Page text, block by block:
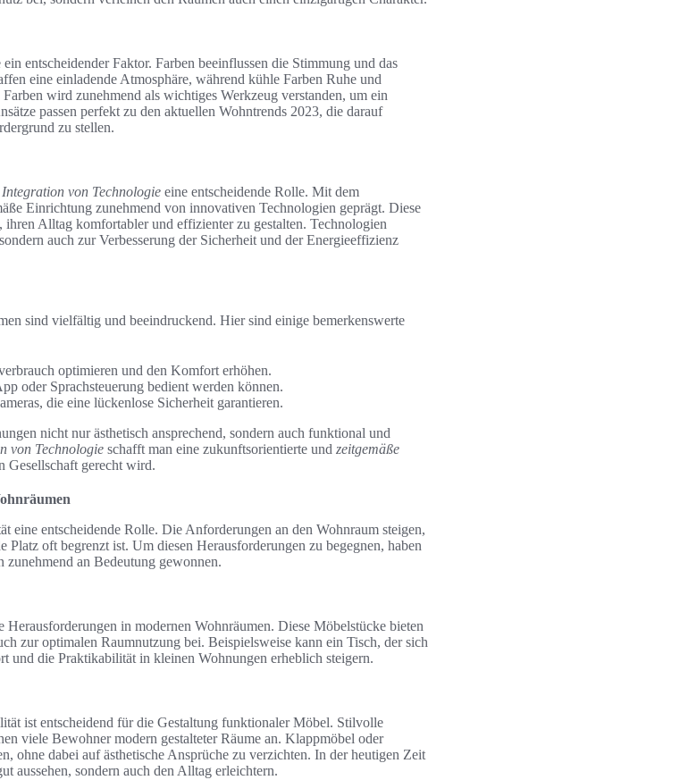
entscheidender Faktor. Farben beeinflussen die Stimmung und das
eine einladende Atmosphäre, während kühle Farben Ruhe und
wird zunehmend als wichtiges Werkzeug verstanden, um ein
passen perfekt zu den aktuellen Wohntrends 2023, die darauf
zu stellen.
Integration von Technologie eine entscheidende Rolle. Mit dem
Einrichtung zunehmend von innovativen Technologien geprägt. Diese
Alltag komfortabler und effizienter zu gestalten. Technologien
auch zur Verbesserung der Sicherheit und der Energieeffizienz
sind vielfältig und beeindruckend. Hier sind einige bemerkenswerte
optimieren und den Komfort erhöhen.
oder Sprachsteuerung bedient werden können.
die eine lückenlose Sicherheit garantieren.
nicht nur ästhetisch ansprechend, sondern auch funktional und
von Technologie schafft man eine zukunftsorientierte und zeitgemäße
Gesellschaft gerecht wird.
eine entscheidende Rolle. Die Anforderungen an den Wohnraum steigen,
oft begrenzt ist. Um diesen Herausforderungen zu begegnen, haben
an Bedeutung gewonnen.
in modernen Wohnräumen. Diese Möbelstücke bieten
zur optimalen Raumnutzung bei. Beispielsweise kann ein Tisch, der sich
und die Praktikabilität in kleinen Wohnungen erheblich steigern.
ist entscheidend für die Gestaltung funktionaler Möbel. Stilvolle
viele Bewohner modern gestalteter Räume an. Klappmöbel oder
ohne dabei auf ästhetische Ansprüche zu verzichten. In der heutigen Zeit
aussehen, sondern auch den Alltag erleichtern.